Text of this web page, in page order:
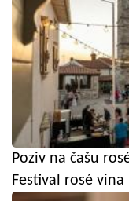
Poziv na čašu
Festival rosé